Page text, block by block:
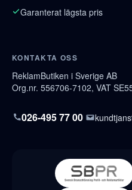
Garanterat lägsta pris
KONTAKTA OSS
ReklamButiken i Sverige AB
Org.nr. 556706-7102, VAT
026-495 77 00